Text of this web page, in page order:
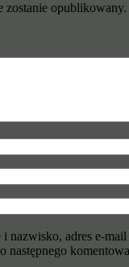
zostanie opublikowany.
i nazwisko, adres e-
następnego